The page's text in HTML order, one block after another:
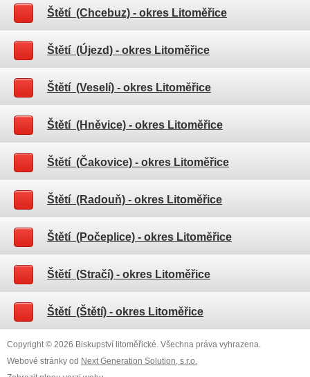
Štětí (Chcebuz) - okres Litoměřice
Štětí (Újezd) - okres Litoměřice
Štětí (Veselí) - okres Litoměřice
Štětí (Hněvice) - okres Litoměřice
Štětí (Čakovice) - okres Litoměřice
Štětí (Radouň) - okres Litoměřice
Štětí (Počeplice) - okres Litoměřice
Štětí (Stračí) - okres Litoměřice
Štětí (Štětí) - okres Litoměřice
Copyright © 2026 Biskupství litoměřické. Všechna práva vyhrazena.
Webové stránky od Next Generation Solution, s.r.o.